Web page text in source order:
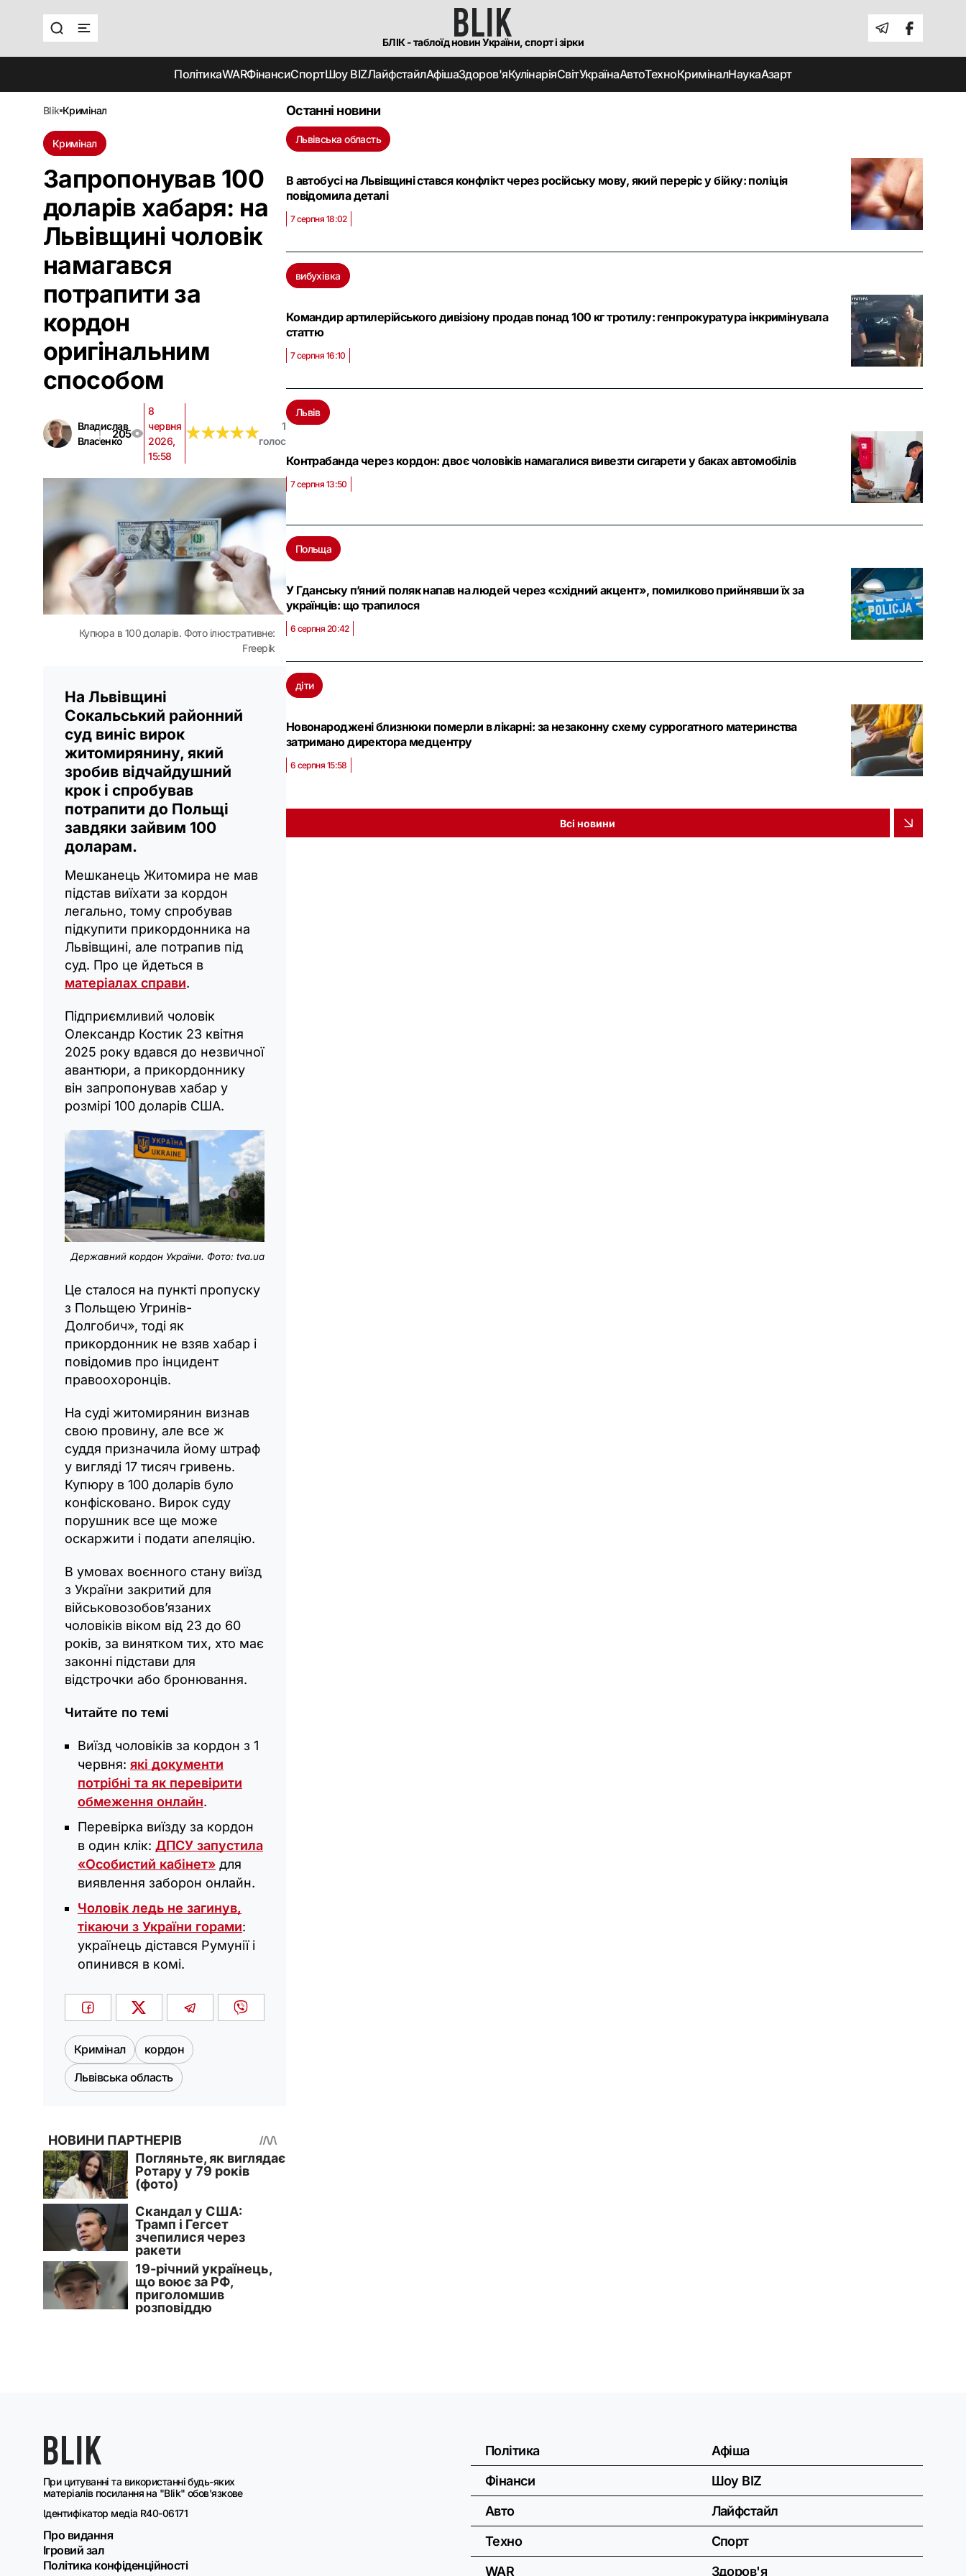
БЛІК - таблоїд новин України, спорт і зірки
ПолітикаWARФінансиСпортШоу BIZЛайфстайлАфішаЗдоров'яКулінаріяСвітУкраїнаАвтоТехноКриміналНаукаАзарт
blik кримінал
Кримінал
Запропонував 100
доларів хабаря: на
Львівщині чоловік
намагався
потрапити за
кордон
оригінальним
способом
Владислав
Власенко
205
8
червня
2026,
15:58
★★★★★
★★★★★
1
голос
Купюра в 100 доларів. Фото ілюстративне:
Freepik
На Львівщині
Сокальський районний
суд виніс вирок
житомирянину, який
зробив відчайдушний
крок і спробував
потрапити до Польщі
завдяки зайвим 100
доларам.
Мешканець Житомира не мав
підстав виїхати за кордон
легально, тому спробував
підкупити прикордонника на
Львівщині, але потрапив під
суд. Про це йдеться в
матеріалах справи.
Підприємливий чоловік
Олександр Костик 23 квітня
2025 року вдався до незвичної
авантюри, а прикордоннику
він запропонував хабар у
розмірі 100 доларів США.
Державний кордон України. Фото: tva.ua
Це сталося на пункті пропуску
з Польщею Угринів-
Долгобич», тоді як
прикордонник не взяв хабар і
повідомив про інцидент
правоохоронців.
На суді житомирянин визнав
свою провину, але все ж
суддя призначила йому штраф
у вигляді 17 тисяч гривень.
Купюру в 100 доларів було
конфісковано. Вирок суду
порушник все ще може
оскаржити і подати апеляцію.
В умовах воєнного стану виїзд
з України закритий для
військовозобов’язаних
чоловіків віком від 23 до 60
років, за винятком тих, хто має
законні підстави для
відстрочки або бронювання.
Читайте по темі
Виїзд чоловіків за кордон з 1
червня: які документи
потрібні та як перевірити
обмеження онлайн.
Перевірка виїзду за кордон
в один клік: ДПСУ запустила
«Особистий кабінет» для
виявлення заборон онлайн.
Чоловік ледь не загинув,
тікаючи з України горами:
українець дістався Румунії і
опинився в комі.
Кримінал
кордон
Львівська область
Останні новини
Львівська область
В автобусі на Львівщині стався конфлікт через російську мову, який переріс у бійку: поліція
повідомила деталі
7 серпня 18:02
вибухівка
Командир артилерійського дивізіону продав понад 100 кг тротилу: генпрокуратура інкримінувала
статтю
7 серпня 16:10
Львів
Контрабанда через кордон: двоє чоловіків намагалися вивезти сигарети у баках автомобілів
7 серпня 13:50
Польща
У Гданську п’яний поляк напав на людей через «східний акцент», помилково прийнявши їх за
українців: що трапилося
6 серпня 20:42
діти
Новонароджені близнюки померли в лікарні: за незаконну схему суррогатного материнства
затримано директора медцентру
6 серпня 15:58
Всі новини
При цитуванні та використанні будь-яких
матеріалів посилання на "Blik" обов'язкове
Ідентифікатор медіа R40-06171
Про видання
Ігровий зал
Політика конфіденційності
Політика
Фінанси
Авто
Техно
WAR
Афіша
Шоу BIZ
Лайфстайл
Спорт
Здоров'я